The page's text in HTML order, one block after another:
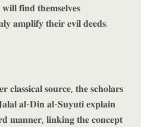
𝐟𝐢𝐧𝐝 𝐭𝐡𝐞𝐦𝐬𝐞𝐥𝐯𝐞𝐬
𝐚𝐦𝐩𝐥𝐢𝐟𝐲 𝐭𝐡𝐞𝐢𝐫 𝐞𝐯𝐢𝐥 𝐝𝐞𝐞𝐝𝐬.
𝐬𝐨𝐮𝐫𝐜𝐞, 𝐭𝐡𝐞 𝐬𝐜𝐡𝐨𝐥𝐚𝐫𝐬
𝐚𝐥-𝐃𝐢𝐧 𝐚𝐥-𝐒𝐮𝐲𝐮𝐭𝐢 𝐞𝐱𝐩𝐥𝐚𝐢𝐧
𝐦𝐚𝐧𝐧𝐞𝐫, 𝐥𝐢𝐧𝐤𝐢𝐧𝐠 𝐭𝐡𝐞 𝐜𝐨𝐧𝐜𝐞𝐩𝐭